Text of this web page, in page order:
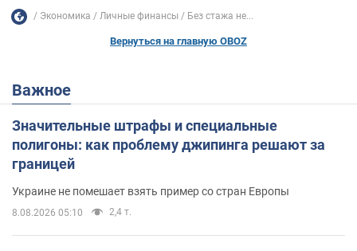
Экономика Личные финансы Без стажа не...
Вернуться на главную OBOZ
Важное
Значительные штрафы и специальные
полигоны: как проблему джипинга решают за
границей
Украине не помешает взять пример со стран Европы
8.08.2026 05:10 2,4 т.